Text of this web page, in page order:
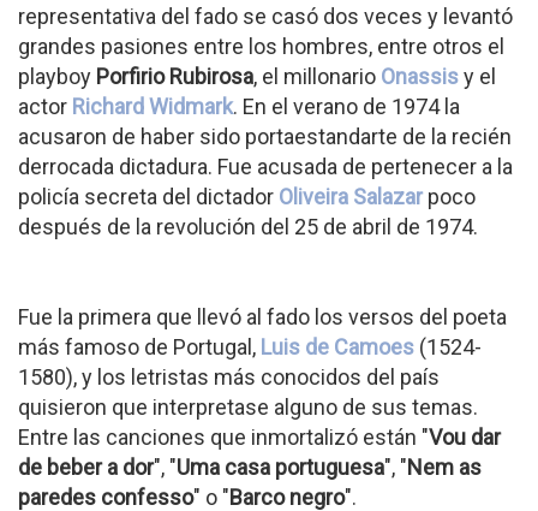
representativa del fado se casó dos veces y levantó
grandes pasiones entre los hombres, entre otros el
playboy Porfirio Rubirosa, el millonario Onassisy el
actor Richard Widmark. En el verano de 1974 la
acusaron de haber sido portaestandarte de la recién
derrocada dictadura. Fue acusada de pertenecer a la
policía secreta del dictador Oliveira Salazarpoco
después de la revolución del 25 de abril de 1974.
Fue la primera que llevó al fado los versos del poeta
más famoso de Portugal, Luis de Camoes (1524-
1580), y los letristas más conocidos del país
quisieron que interpretase alguno de sus temas.
Entre las canciones que inmortalizó están "Vou dar
de beber a dor", "Uma casa portuguesa", "Nem as
paredes confesso" o "Barco negro".